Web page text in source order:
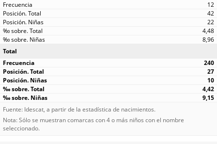
12
42
22
4,48
8,96
Total
240
27
10
4,42
9,15
Fuente: Idescat, a partir de la estadística de nacimientos.
Nota: Sólo se muestran comarcas con 4 o más niños con el nombre
seleccionado.